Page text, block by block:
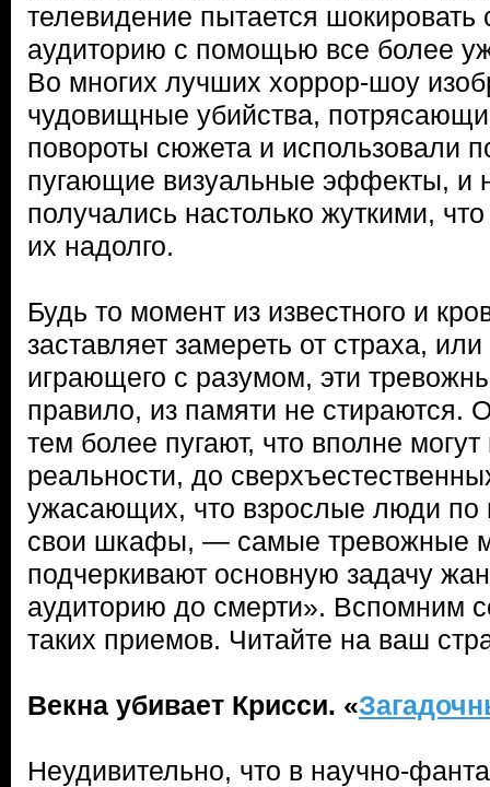
телевидение пытается
аудиторию с помощью все более
Во многих лучших хоррор-шоу
чудовищные убийства,
повороты сюжета и использовали
пугающие визуальные эффекты, и
получались настолько жуткими,
их надолго.
Будь то момент из известного и
заставляет замереть от страха,
играющего с разумом, эти
правило, из памяти не стираются.
тем более пугают, что вполне могут
реальности, до
ужасающих, что взрослые люди по
свои шкафы, — самые тревожные
подчеркивают основную задачу
аудиторию до смерти». Вспомним
таких приемов. Читайте на ваш
Векна убивает Крисси. «
Неудивительно, что в научно-